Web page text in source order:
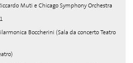
Muti e Chicago Symphony Orchestra
Boccherini (Sala da concerto Teatro